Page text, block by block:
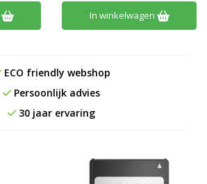
In winkelwagen
ECO friendly webshop
Persoonlijk advies
30 jaar ervaring